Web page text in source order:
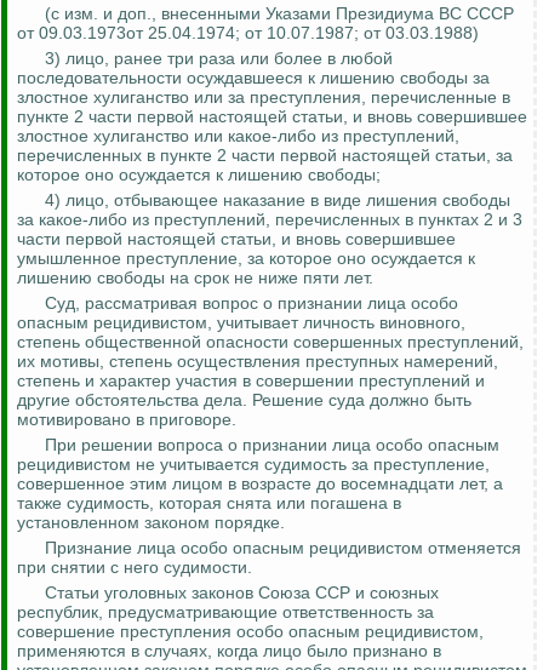
(с изм. и доп., внесенными Указами Президиума ВС СССР
от 09.03.1973от 25.04.1974; от 10.07.1987; от 03.03.1988)
3) лицо, ранее три раза или более в любой
последовательности осуждавшееся к лишению свободы за
злостное хулиганство или за преступления, перечисленные в
пункте 2 части первой настоящей статьи, и вновь совершившее
злостное хулиганство или какое-либо из преступлений,
перечисленных в пункте 2 части первой настоящей статьи, за
которое оно осуждается к лишению свободы;
4) лицо, отбывающее наказание в виде лишения свободы
за какое-либо из преступлений, перечисленных в пунктах 2 и 3
части первой настоящей статьи, и вновь совершившее
умышленное преступление, за которое оно осуждается к
лишению свободы на срок не ниже пяти лет.
Суд, рассматривая вопрос о признании лица особо
опасным рецидивистом, учитывает личность виновного,
степень общественной опасности совершенных преступлений,
их мотивы, степень осуществления преступных намерений,
степень и характер участия в совершении преступлений и
другие обстоятельства дела. Решение суда должно быть
мотивировано в приговоре.
При решении вопроса о признании лица особо опасным
рецидивистом не учитывается судимость за преступление,
совершенное этим лицом в возрасте до восемнадцати лет, а
также судимость, которая снята или погашена в
установленном законом порядке.
Признание лица особо опасным рецидивистом отменяется
при снятии с него судимости.
Статьи уголовных законов Союза ССР и союзных
республик, предусматривающие ответственность за
совершение преступления особо опасным рецидивистом,
применяются в случаях, когда лицо было признано в